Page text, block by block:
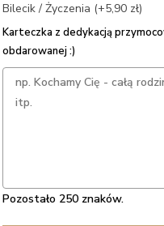
Bilecik / Życzenia (+5,90 zł)
Karteczka z dedykacją
obdarowanej :)
Pozostało 250 znaków.